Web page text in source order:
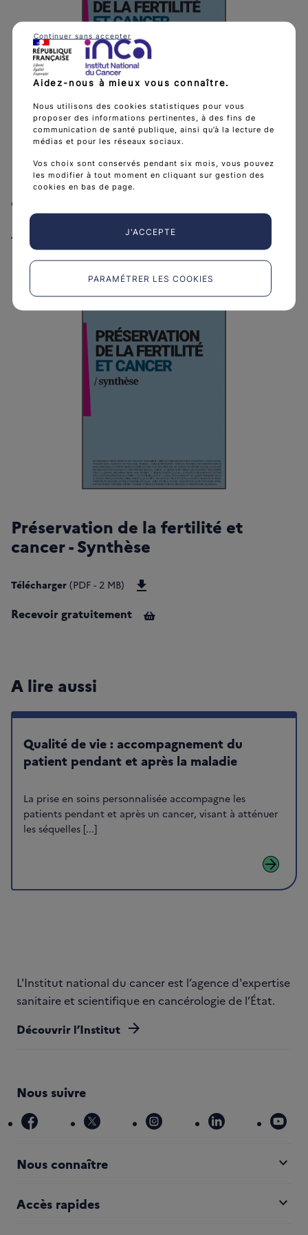
Préservation de la fertilité et
cancer - Thésaurus
Télécharger Télécharger Préservation de la
Préservation de la fertilité et
cancer - Synthèse
Télécharger (PDF - 2 MB)
Recevoir gratuitement
A lire aussi
Qualité de vie : accompagnement du
patient pendant et après la maladie
La prise en soins personnalisée accompagne les
patients pendant et après un cancer, visant à atténuer
les séquelles [...]
arrow_forward
L'Institut national du cancer est l’agence d'expertise
sanitaire et scientifique en cancérologie de l’État.
Découvrir l’Institut arrow_forward
Nous suivre
facebook x instagram linkedin
Nous connaître expand_more
Accès rapides expand_more
Aidez-nous à mieux vous connaître.
Nous utilisons des cookies statistiques pour vous
proposer des informations pertinentes, à des fins de
communication de santé publique, ainsi qu’à la lecture de
médias et pour les réseaux sociaux.
Vos choix sont conservés pendant six mois, vous pouvez
les modifier à tout moment en cliquant sur gestion des
cookies en bas de page.
J'ACCEPTE
PARAMÉTRER LES COOKIES
Continuer sans accepter